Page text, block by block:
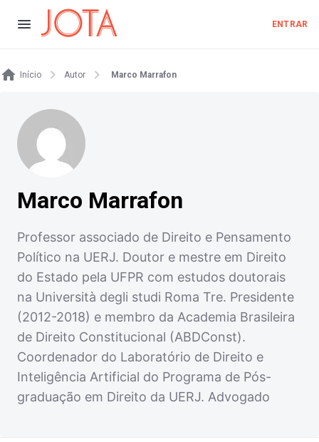
ENTRAR
Início Autor Marco Marrafon
Marco Marrafon
Professor associado de Direito e Pensamento
Político na UERJ. Doutor e mestre em Direito
do Estado pela UFPR com estudos doutorais
na Università degli studi Roma Tre. Presidente
(2012-2018) e membro da Academia Brasileira
de Direito Constitucional (ABDConst).
Coordenador do Laboratório de Direito e
Inteligência Artificial do Programa de Pós-
graduação em Direito da UERJ. Advogado